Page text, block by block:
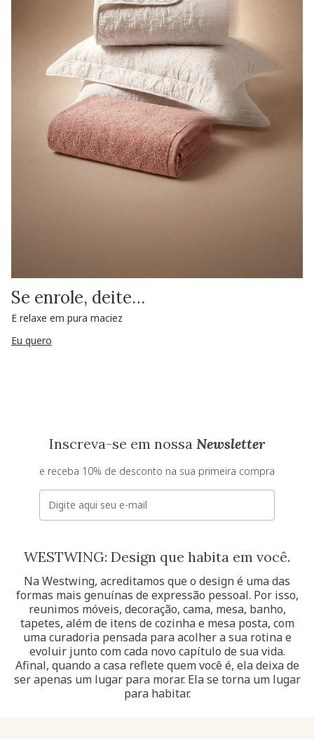
Se enrole, deite…
E relaxe em pura maciez
Eu quero
Inscreva-se em nossa Newsletter
e receba 10% de desconto na sua primeira compra
E-mail
WESTWING: Design que habita em você.
Na Westwing, acreditamos que o design é uma das
formas mais genuínas de expressão pessoal. Por isso,
reunimos móveis, decoração, cama, mesa, banho,
tapetes, além de itens de cozinha e mesa posta, com
uma curadoria pensada para acolher a sua rotina e
evoluir junto com cada novo capítulo de sua vida.
Afinal, quando a casa reflete quem você é, ela deixa de
ser apenas um lugar para morar. Ela se torna um lugar
para habitar.